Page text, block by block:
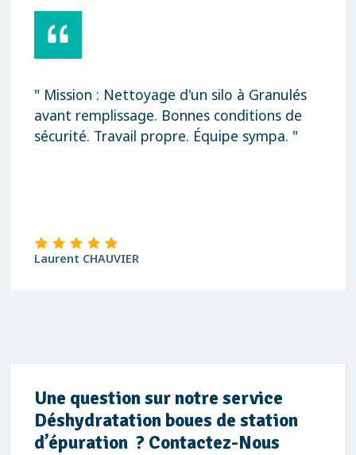
" Mission : Nettoyage d'un silo à Granulés
avant remplissage. Bonnes conditions de
sécurité. Travail propre. Équipe sympa. "
Laurent CHAUVIER
Une question sur notre service
Déshydratation boues de station
d’épuration ? Contactez-Nous